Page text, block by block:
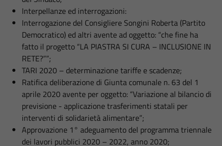
Interpellanze ed interrogazioni:
Interrogazione del Consigliere Songini Roberta (Partito
Democratico) ed altri avente ad oggetto: “che fine ha
fatto il progetto “LA PIASTRA SI CURA – INCLUSIONE IN
RETE?””;
TARI 2020 – determinazione tariffe e scadenze;
Ratifica deliberazione di Giunta comunale n. 63 del 1
aprile 2020 avente per oggetto: “Variazione al bilancio di
previsione - applicazione trasferimenti statali per
interventi di solidarietà alimentare”;
Approvazione 1° adeguamento del programma triennale
dei lavori pubblici 2020 – 2022, anno 2020;